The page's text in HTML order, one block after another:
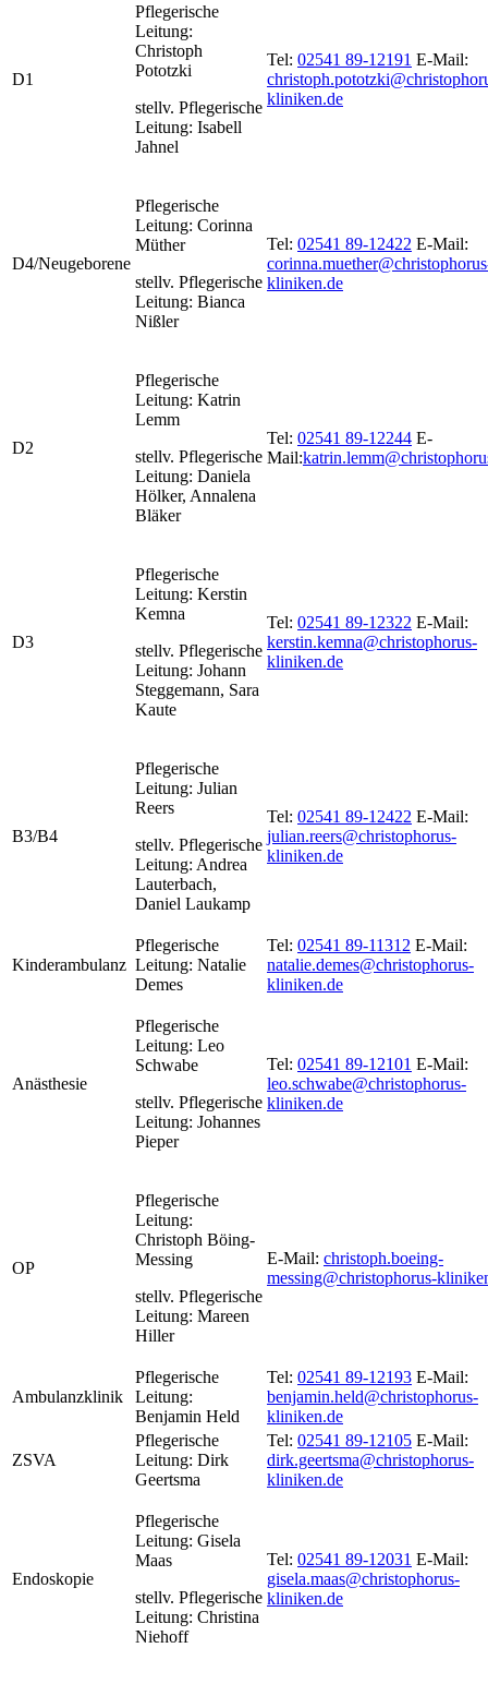
D1
Pflegerische
Leitung:
Christoph
Pototzki
stellv. Pflegerische
Leitung: Isabell
Jahnel
Tel: 02541 89-12191 E-Mail:
kliniken.de
D4/Neugeborene
Pflegerische
Leitung: Corinna
Müther
stellv. Pflegerische
Leitung: Bianca
Nißler
Tel: 02541 89-12422 E-Mail:
kliniken.de
D2
Pflegerische
Leitung: Katrin
Lemm
stellv. Pflegerische
Leitung: Daniela
Hölker, Annalena
Bläker
Tel: 02541 89-12244 E-
Mail:
D3
Pflegerische
Leitung: Kerstin
Kemna
stellv. Pflegerische
Leitung: Johann
Steggemann, Sara
Kaute
Tel: 02541 89-12322 E-Mail:
kerstin.kemna@christophorus-
kliniken.de
B3/B4
Pflegerische
Leitung: Julian
Reers
stellv. Pflegerische
Leitung: Andrea
Lauterbach,
Daniel Laukamp
Tel: 02541 89-12422 E-Mail:
julian.reers@christophorus-
kliniken.de
Kinderambulanz
Pflegerische
Leitung: Natalie
Demes
Tel: 02541 89-11312 E-Mail:
natalie.demes@christophorus-
kliniken.de
Anästhesie
Pflegerische
Leitung: Leo
Schwabe
stellv. Pflegerische
Leitung: Johannes
Pieper
Tel: 02541 89-12101 E-Mail:
leo.schwabe@christophorus-
kliniken.de
OP
Pflegerische
Leitung:
Christoph Böing-
Messing
stellv. Pflegerische
Leitung: Mareen
Hiller
E-Mail: christoph.boeing-
messing@christophorus-
Ambulanzklinik
Pflegerische
Leitung:
Benjamin Held
Tel: 02541 89-12193 E-Mail:
benjamin.held@christophorus-
kliniken.de
ZSVA
Pflegerische
Leitung: Dirk
Geertsma
Tel: 02541 89-12105 E-Mail:
dirk.geertsma@christophorus-
kliniken.de
Endoskopie
Pflegerische
Leitung: Gisela
Maas
stellv. Pflegerische
Leitung: Christina
Niehoff
Tel: 02541 89-12031 E-Mail:
gisela.maas@christophorus-
kliniken.de